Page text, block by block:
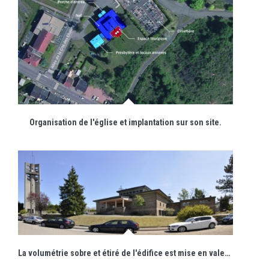
Organisation de l'église et implantation sur son site.
La volumétrie sobre et étiré de l'édifice est mise en valeur par son implantation sur les hauteurs d'un talus enherbé, en retrait de la voie.